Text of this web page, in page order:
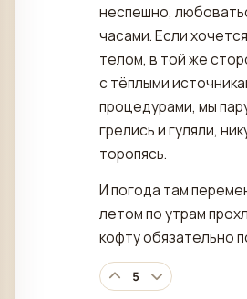
неспешно,
часами. Если
телом, в той же
с тёплыми
процедурами, мы
грелись и гуляли,
торопясь.
И погода там
летом по утрам
кофту обязательно
5